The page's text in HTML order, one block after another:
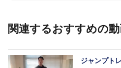
世代のサッカーを中
を派遣している。
さらには講演会やセ
関連するおすすめの
ジャンプト